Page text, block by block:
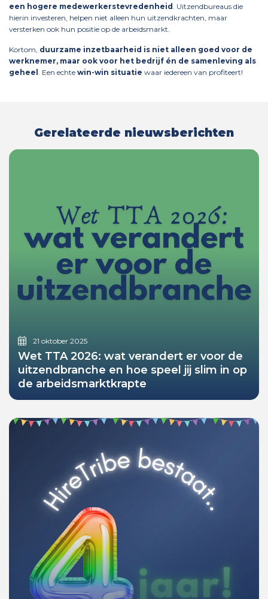
een hogere medewerkerstevredenheid . Uitzendbureaus die
hierin investeren, helpen niet alleen hun uitzendkrachten, maar
versterken ook hun positie op de arbeidsmarkt.
Kortom, duurzame inzetbaarheid is niet alleen goed voor de
werknemer, maar ook voor het bedrijf én de samenleving als
geheel . Een echte win-win situatie waar iedereen van profiteert!
Gerelateerde nieuwsberichten
21 oktober 2025
Wet TTA 2026: wat verandert er voor de
uitzendbranche en hoe speel jij slim in op
de arbeidsmarktkrapte